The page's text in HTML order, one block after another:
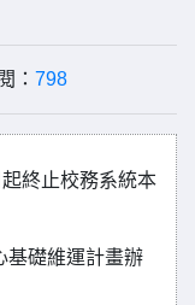
： 798
終止校務系統本
基礎維運計畫辦